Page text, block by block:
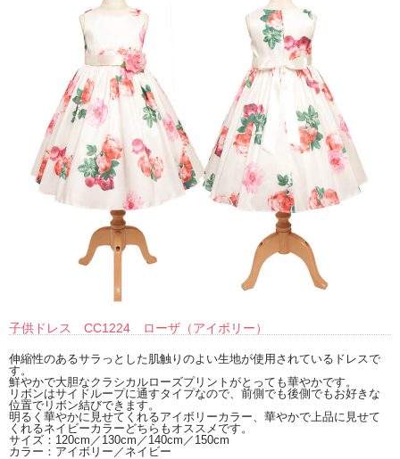
子供ドレス CC1224 ローザ（アイボリー）
伸縮性のあるサラっとした肌触りのよい生地が使用されているドレスで
す。
鮮やかで大胆なクラシカルローズプリントがとっても華やかです。
リボンはサイドループに通すタイプなので、前側でも後側でもお好きな
位置でリボン結びできます。
明るく華やかに見せてくれるアイボリーカラー、華やかで上品に見せて
くれるネイビーカラーどちらもオススメです。
サイズ：120cm／130cm／140cm／150cm
カラー：アイボリー／ネイビー